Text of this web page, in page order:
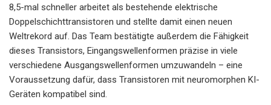
8,5-mal schneller arbeitet als bestehende elektrische
Doppelschichttransistoren und stellte damit einen neuen
Weltrekord auf. Das Team bestätigte außerdem die Fähigkeit
dieses Transistors, Eingangswellenformen präzise in viele
verschiedene Ausgangswellenformen umzuwandeln – eine
Voraussetzung dafür, dass Transistoren mit neuromorphen KI-
Geräten kompatibel sind.